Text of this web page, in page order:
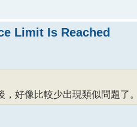
Limit Is Reached
好像比較少出現類似問題了。